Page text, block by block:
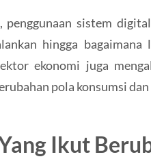
sistem
hingga bagaimana
ekonomi juga
pola konsumsi
Ikut